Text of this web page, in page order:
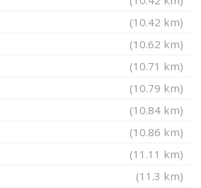
(10.42 km)
(10.62 km)
(10.71 km)
(10.79 km)
(10.84 km)
(10.86 km)
(11.11 km)
(11.3 km)